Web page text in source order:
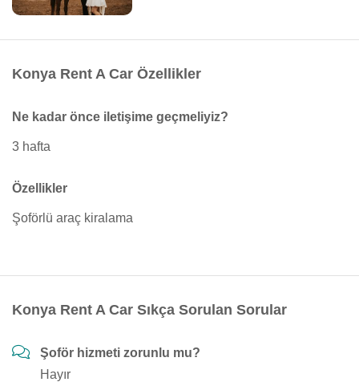
Konya Rent A Car Özellikler
Ne kadar önce iletişime geçmeliyiz?
3 hafta
Özellikler
Şoförlü araç kiralama
Konya Rent A Car Sıkça Sorulan Sorular
Şoför hizmeti zorunlu mu?
Hayır